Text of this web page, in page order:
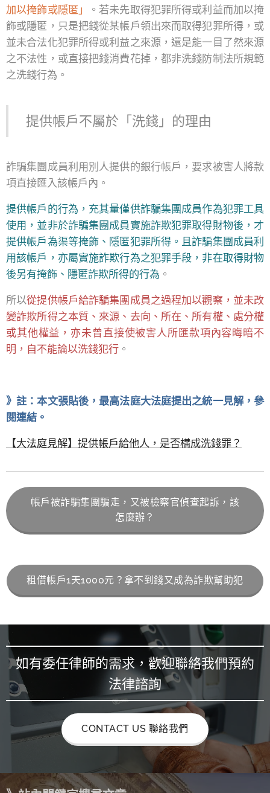
加以掩飾或隱匿」
。若未先取得犯罪所得或利益而加以掩
飾或隱匿，只是把錢從某帳戶領出來而取得犯罪所得，或
並未合法化犯罪所得或利益之來源，還是能一目了然來源
之不法性，或直接把錢消費花掉，都非洗錢防制法所規範
之洗錢行為。
提供帳戶不屬於「洗錢」的理由
詐騙集團成員利用別人提供的銀行帳戶，要求被害人將款
項直接匯入該帳戶內。
提供帳戶的行為，充其量僅供詐騙集團成員作為犯罪工具
使用，並非於詐騙集團成員實施詐欺犯罪取得財物後，才
提供帳戶為渠等掩飾、隱匿犯罪所得。且詐騙集團成員利
用該帳戶，亦屬實施詐欺行為之犯罪手段，非在取得財物
後另有掩飾、隱匿詐欺所得的行為 。
所以從提供帳戶給詐騙集團成員之過程加以觀察，並未改
變詐欺所得之本質、來源、去向、所在、所有權、處分權
或其他權益，亦未曾直接使被害人所匯款項內容晦暗不
明，自不能論以洗錢犯行 。
》註：本文張貼後，最高法庭大法庭提出之統一見解，參
閱連結。
【大法庭見解】提供帳戶給他人，是否構成洗錢罪？
帳戶被詐騙集團騙走，又被檢察官偵查起訴，該
怎麼辦？
租借帳戶1天1000元？拿不到錢又成為詐欺幫助犯
如有委任律師的需求，歡迎聯絡我們預約
法律諮詢
CONTACT US 聯絡我們